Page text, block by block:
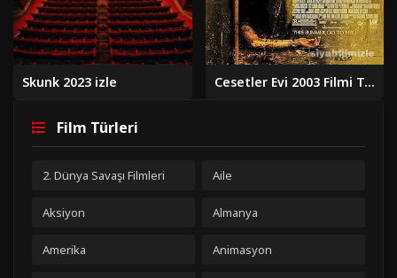
Skunk 2023 izle Cesetler Evi 2003 Filmi Türkçe Dublaj Altyazılı Full izle
Film Türleri
2. Dünya Savaşı Filmleri Aile
Aksiyon Almanya
Amerika Animasyon